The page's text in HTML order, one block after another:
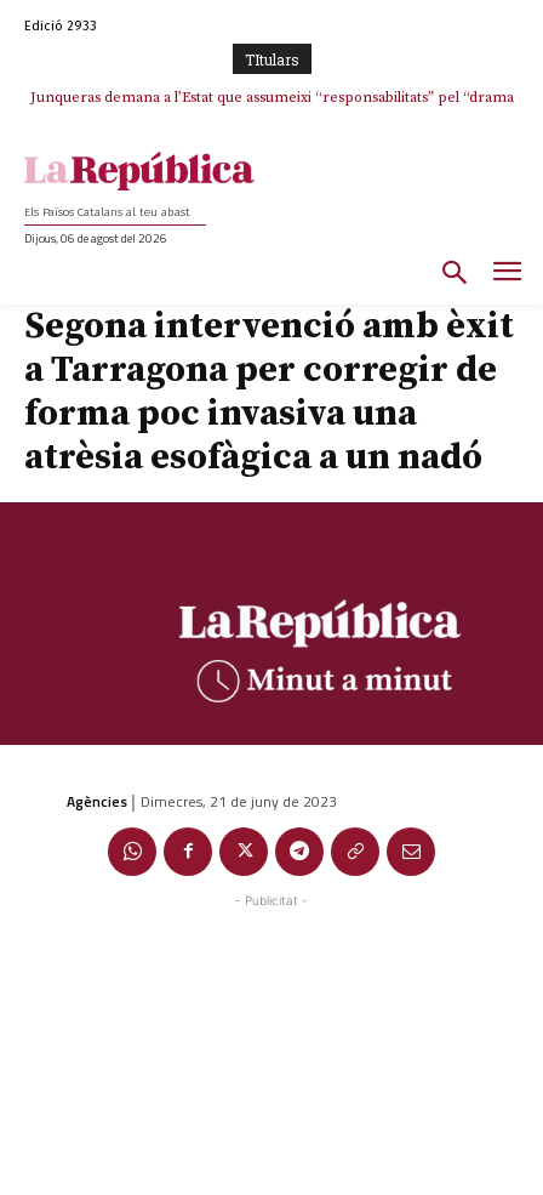
Edició 2933
TItulars
Junqueras demana a l’Estat que assumeixi “responsabilitats” pel “drama
Crisi total a ERC Girona
Els Països Catalans al teu abast
Dijous, 06 de agost del 2026
Segona intervenció amb èxit
a Tarragona per corregir de
forma poc invasiva una
atrèsia esofàgica a un nadó
Agències | Dimecres, 21 de juny de 2023
- Publicitat -